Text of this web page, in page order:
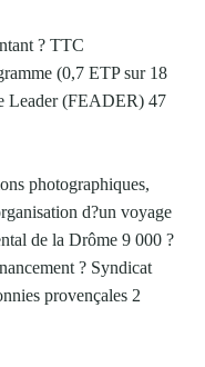
? TTC
(0,7 ETP sur 18
Leader (FEADER) 47
photographiques,
d?un voyage
de la Drôme 9 000 ?
? Syndicat
provençales 2